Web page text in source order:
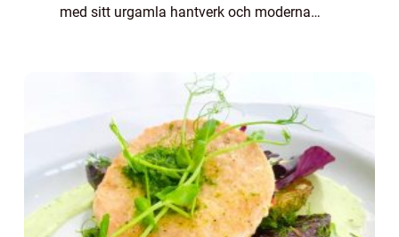
med sitt urgamla hantverk och moderna